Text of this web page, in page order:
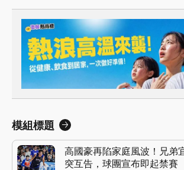
模組標題
高國豪再陷家庭風波！兄弟
突互告，球團宣布即起禁賽